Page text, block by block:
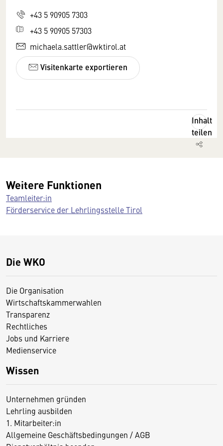
+43 5 90905 7303
+43 5 90905 57303
michaela.sattler@wktirol.at
Visitenkarte exportieren
Inhalt
teilen
Weitere Funktionen
Teamleiter:in
Förderservice der Lehrlingsstelle Tirol
Die WKO
Die Organisation
Wirtschaftskammerwahlen
Transparenz
Rechtliches
Jobs und Karriere
Medienservice
Wissen
Unternehmen gründen
Lehrling ausbilden
1. Mitarbeiter:in
Allgemeine Geschäftsbedingungen / AGB